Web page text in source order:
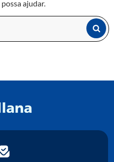
ajudar.